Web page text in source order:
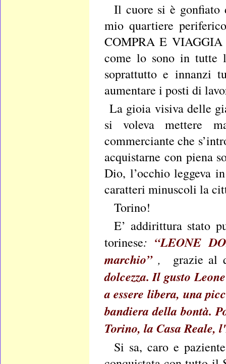
Il cuore si è gonfiato
mio quartiere
COMPRA E
come lo sono in tutte
soprattutto e innanzi
aumentare i posti di
La gioia visiva delle
si voleva mettere
commerciante che
acquistarne con piena
Dio, l’occhio leggeva
caratteri minuscoli la
Torino!
E’ addirittura stato
torinese: “LEONE
marchio” , grazie al
dolcezza. Il gusto
a essere libera, una
bandiera della bontà.
Torino, la Casa Reale,
Si sa, caro e